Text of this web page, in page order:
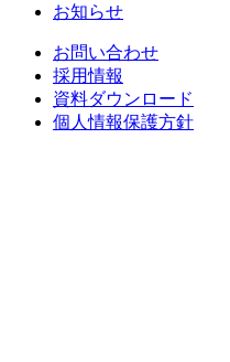
お知らせ
お問い合わせ
採用情報
資料ダウンロード
個人情報保護方針